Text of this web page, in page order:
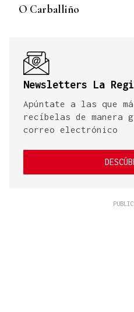
O Carballiño
Newsletters La
Apúntate a las que
recíbelas de manera
correo electrónico